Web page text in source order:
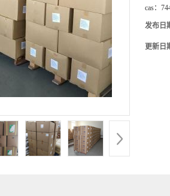
cas：
发布日
更新日